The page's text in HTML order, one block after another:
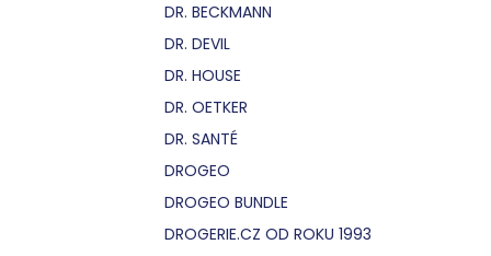
DR. BECKMANN
DR. DEVIL
DR. HOUSE
DR. OETKER
DR. SANTÉ
DROGEO
DROGEO BUNDLE
DROGERIE.CZ OD ROKU 1993